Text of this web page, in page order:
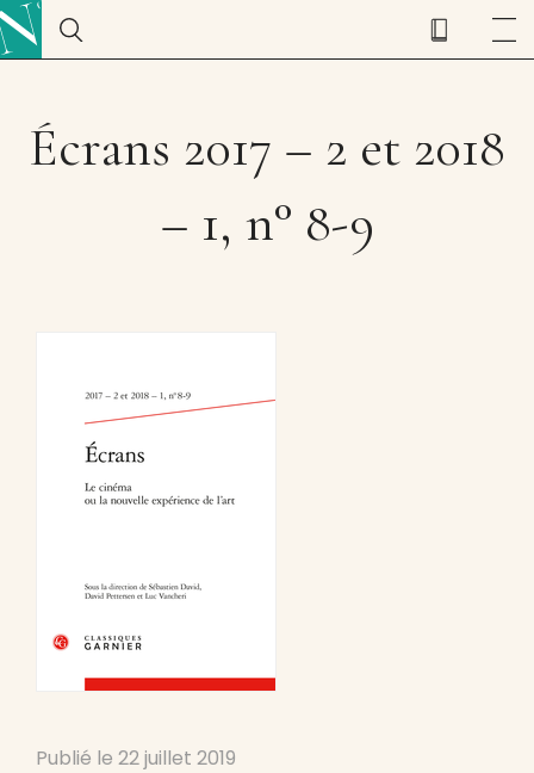
Écrans 2017 – 2 et 2018
– 1, n° 8-9
Publié le 22 juillet 2019